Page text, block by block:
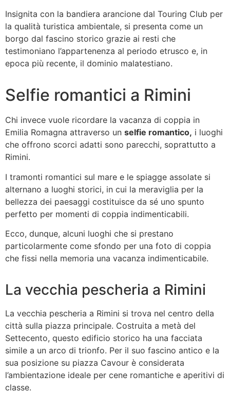
Insignita con la bandiera arancione dal Touring Club per
la qualità turistica ambientale, si presenta come un
borgo dal fascino storico grazie ai resti che
testimoniano l’appartenenza al periodo etrusco e, in
epoca più recente, il dominio malatestiano.
Selfie romantici a Rimini
Chi invece vuole ricordare la vacanza di coppia in
Emilia Romagna attraverso un selfie romantico, i luoghi
che offrono scorci adatti sono parecchi, soprattutto a
Rimini.
I tramonti romantici sul mare e le spiagge assolate si
alternano a luoghi storici, in cui la meraviglia per la
bellezza dei paesaggi costituisce da sé uno spunto
perfetto per momenti di coppia indimenticabili.
Ecco, dunque, alcuni luoghi che si prestano
particolarmente come sfondo per una foto di coppia
che fissi nella memoria una vacanza indimenticabile.
La vecchia pescheria a Rimini
La vecchia pescheria a Rimini si trova nel centro della
città sulla piazza principale. Costruita a metà del
Settecento, questo edificio storico ha una facciata
simile a un arco di trionfo. Per il suo fascino antico e la
sua posizione su piazza Cavour è considerata
l’ambientazione ideale per cene romantiche e aperitivi di
classe.